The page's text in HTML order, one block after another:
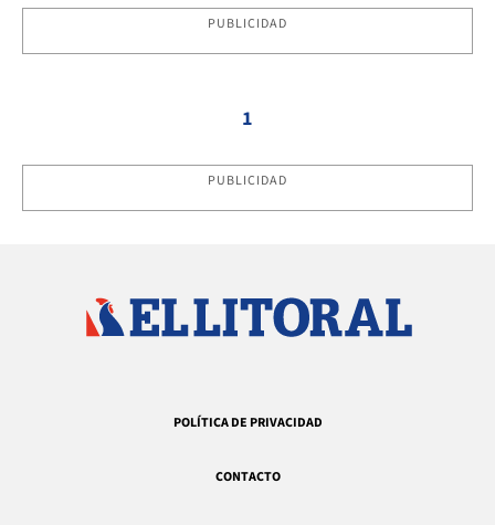
PUBLICIDAD
1
PUBLICIDAD
POLÍTICA DE PRIVACIDAD
CONTACTO